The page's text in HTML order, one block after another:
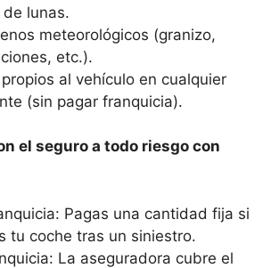
de lunas.
meteorológicos (granizo,
etc.).
al vehículo en cualquier
(sin pagar franquicia).
el seguro a todo riesgo con
Pagas una cantidad fija si
tu coche tras un siniestro.
La aseguradora cubre el